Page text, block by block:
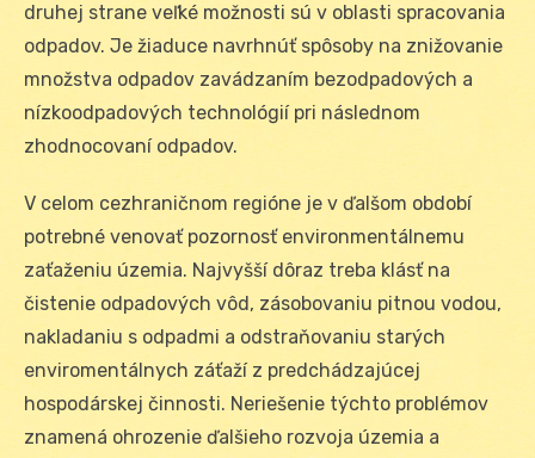
druhej strane veľké možnosti sú v oblasti spracovania
odpadov. Je žiaduce navrhnúť spôsoby na znižovanie
množstva odpadov zavádzaním bezodpadových a
nízkoodpadových technológií pri následnom
zhodnocovaní odpadov.
V celom cezhraničnom regióne je v ďalšom období
potrebné venovať pozornosť environmentálnemu
zaťaženiu územia. Najvyšší dôraz treba klásť na
čistenie odpadových vôd, zásobovaniu pitnou vodou,
nakladaniu s odpadmi a odstraňovaniu starých
enviromentálnych záťaží z predchádzajúcej
hospodárskej činnosti. Neriešenie týchto problémov
znamená ohrozenie ďalšieho rozvoja územia a